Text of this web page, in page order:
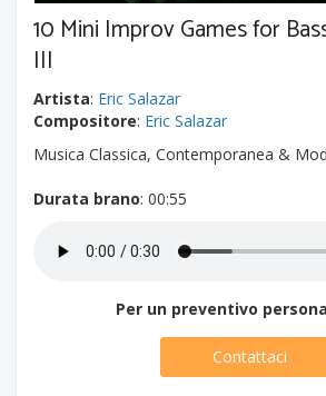
10 Mini Improv Games for
III
Artista: Eric Salazar
Compositore: Eric Salazar
Musica Classica, Contemporanea &
Durata brano: 00:55
Per un preventivo
Contattaci